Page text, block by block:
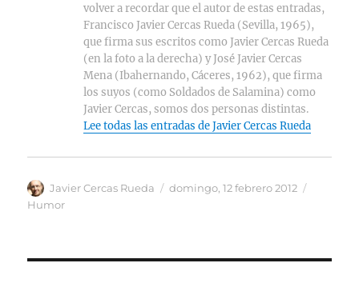
volver a recordar que el autor de estas entradas,
Francisco Javier Cercas Rueda (Sevilla, 1965),
que firma sus escritos como Javier Cercas Rueda
(en la foto a la derecha) y José Javier Cercas
Mena (Ibahernando, Cáceres, 1962), que firma
los suyos (como Soldados de Salamina) como
Javier Cercas, somos dos personas distintas.
Lee todas las entradas de Javier Cercas Rueda
Autor
Javier Cercas Rueda
Publicado
domingo, 12 febrero 2012
Humor